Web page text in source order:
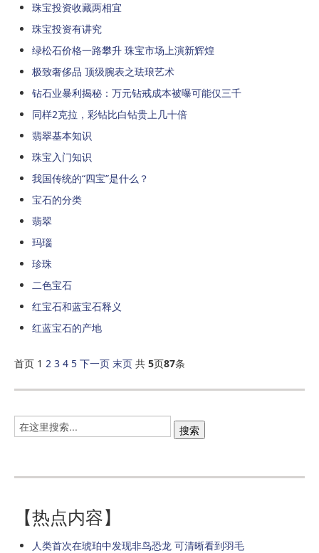
珠宝投资收藏两相宜
珠宝投资有讲究
绿松石价格一路攀升 珠宝市场上演新辉煌
极致奢侈品 顶级腕表之珐琅艺术
钻石业暴利揭秘：万元钻戒成本被曝可能仅三千
同样2克拉，彩钻比白钻贵上几十倍
翡翠基本知识
珠宝入门知识
我国传统的“四宝”是什么？
宝石的分类
翡翠
玛瑙
珍珠
二色宝石
红宝石和蓝宝石释义
红蓝宝石的产地
首页 1 2 3 4 5 下一页 末页 共 5页87条
【热点内容】
人类首次在琥珀中发现非鸟恐龙 可清晰看到羽毛